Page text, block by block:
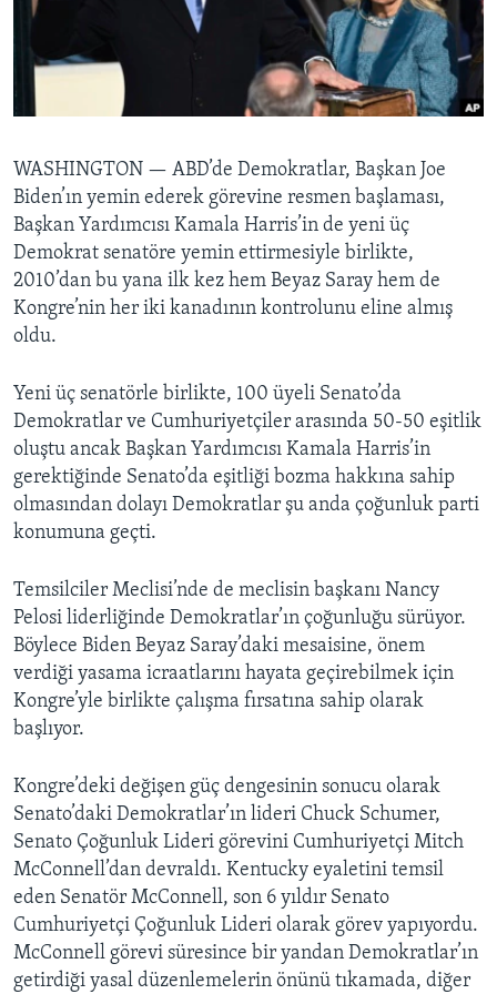
SANAT
BIZI TAKIP EDIN
Diller
WASHINGTON — ABD’de Demokratlar, Başkan Joe
Biden’ın yemin ederek görevine resmen başlaması,
Başkan Yardımcısı Kamala Harris’in de yeni üç
Demokrat senatöre yemin ettirmesiyle birlikte,
2010’dan bu yana ilk kez hem Beyaz Saray hem de
Kongre’nin her iki kanadının kontrolunu eline almış
oldu.
Yeni üç senatörle birlikte, 100 üyeli Senato’da
Demokratlar ve Cumhuriyetçiler arasında 50-50 eşitlik
oluştu ancak Başkan Yardımcısı Kamala Harris’in
gerektiğinde Senato’da eşitliği bozma hakkına sahip
olmasından dolayı Demokratlar şu anda çoğunluk parti
konumuna geçti.
Temsilciler Meclisi’nde de meclisin başkanı Nancy
Pelosi liderliğinde Demokratlar’ın çoğunluğu sürüyor.
Böylece Biden Beyaz Saray’daki mesaisine, önem
verdiği yasama icraatlarını hayata geçirebilmek için
Kongre’yle birlikte çalışma fırsatına sahip olarak
başlıyor.
Kongre’deki değişen güç dengesinin sonucu olarak
Senato’daki Demokratlar’ın lideri Chuck Schumer,
Senato Çoğunluk Lideri görevini Cumhuriyetçi Mitch
McConnell’dan devraldı. Kentucky eyaletini temsil
eden Senatör McConnell, son 6 yıldır Senato
Cumhuriyetçi Çoğunluk Lideri olarak görev yapıyordu.
McConnell görevi süresince bir yandan Demokratlar’ın
getirdiği yasal düzenlemelerin önünü tıkamada, diğer